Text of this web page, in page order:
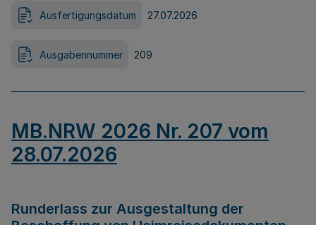
Ausfertigungsdatum 27.07.2026
Ausgabennummer 209
MB.NRW 2026 Nr. 207 vom
28.07.2026
Runderlass zur Ausgestaltung der